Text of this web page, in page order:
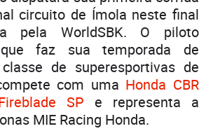
circuito de Ímola neste final
pela WorldSBK. O piloto
faz sua temporada de
de superesportivas de
com uma Honda CBR
SP e representa a
MIE Racing Honda.